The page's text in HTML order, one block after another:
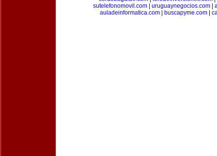
sutelefonomovil.com| uruguaynegocios.com|
auladeinformatica.com| buscapyme.com|